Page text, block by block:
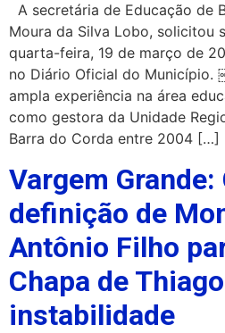
A secretária de Educação de
Moura da Silva Lobo, solicitou
quarta-feira, 19 de março de
no Diário Oficial do Município.
ampla experiência na área
como gestora da Unidade
Barra do Corda entre 2004 […]
Vargem Grande:
definição de
Antônio Filho
Chapa de
instabilidade